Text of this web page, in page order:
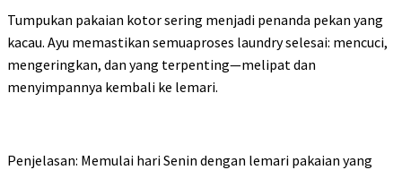
Tumpukan pakaian kotor sering menjadi penanda pekan yang
kacau. Ayu memastikan semuaproses laundry selesai: mencuci,
mengeringkan, dan yang terpenting—melipat dan
menyimpannya kembali ke lemari.
Penjelasan: Memulai hari Senin dengan lemari pakaian yang